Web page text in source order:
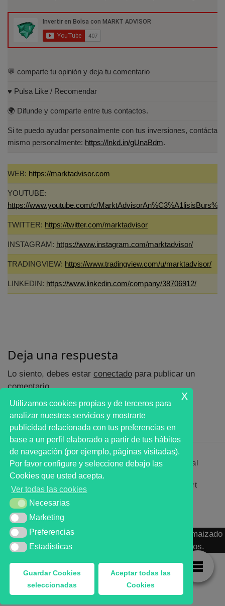
Cuantitativo (IEB).
Licenciado en Informática por la Universidad
Politécnica de Madrid(UPM)
💬 comparte tu opinión y deja tu comentario
♥️ Pulsa Like / Recomendar
🌍 Difunde y comparte entre tus contactos.
Si te puedo ayudar personalmente con tus inversiones,
mismo personalmente: https://lnkd.in/gUnaBdm.
WEB: https://marktadvisor.com
YOUTUBE:
https://www.youtube.com/c/
TWITTER: https://twitter.com/marktadvisor
INSTAGRAM: https://www.instagram.com/marktadvisor/
TRADINGVIEW: https://www.tradingview.com/u/marktadvisor/
LINKEDIN: https://www.linkedin.com/company/38706912/
Deja una respuesta
Lo siento, debes estar conectado para publicar un
comentario.
Primer analista bursátil automatizado profesional
que ayuda a la decisión | First automated stock
markets analyst software as a desission support
system.
MARKT ADVISOR ® 2016 :: Análisis Bursátil Automaizado
de Activos Cotizados en Mercados Organizados.
Utilizamos cookies propias y de terceros para
analizar nuestros servicios y mostrarte
publicidad relacionada con tus preferencias en
base a un perfil elaborado a partir de tus hábitos
de navegación (por ejemplo, páginas visitadas).
Por favor configure y seleccione debajo las
Cookies que usted acepta.
Ver todas las cookies
NecesariasNecesarias
MarketingMarketing
Preferencias
Preferencias
Estadisticas
Estadisticas
Guardar Cookies
seleccionadas
Aceptar todas las
Cookies
x